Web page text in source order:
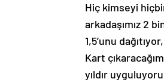
Hiç kimseyi
arkadaşımız 2
1,5’unu
Kart
yıldır